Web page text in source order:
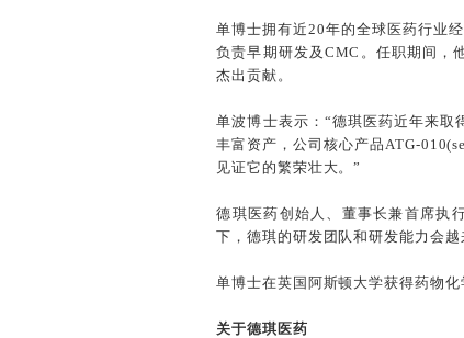
单博士拥有近20年的全球医药行业
负责早期研发及CMC。任职期间，
杰出贡献。
单波博士表示：“德琪医药近年来取
丰富资产，公司核心产品ATG-
见证它的繁荣壮大。”
德琪医药创始人、董事长兼首席执
下，德琪的研发团队和研发能力会越
单博士在英国阿斯顿大学获得药物化
关于德琪医药